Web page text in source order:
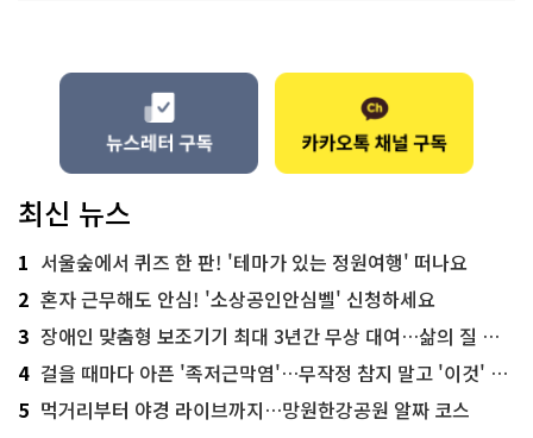
최신 뉴스
1 서울숲에서 퀴즈 한 판! '테마가 있는 정원여행' 떠나요
2 혼자 근무해도 안심! '소상공인안심벨' 신청하세요
3 장애인 맞춤형 보조기기 최대 3년간 무상 대여…삶의 질 높인다
4 걸을 때마다 아픈 '족저근막염'…무작정 참지 말고 '이것' 해보세요!
5 먹거리부터 야경 라이브까지…망원한강공원 알짜 코스